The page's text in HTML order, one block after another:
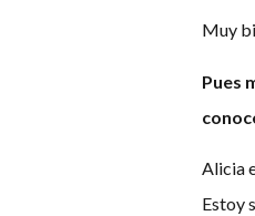
Muy
Pues
Alicia
Estoy